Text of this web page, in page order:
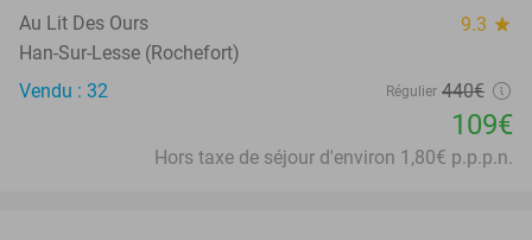
Au Lit Des Ours 9.3 star
Han-Sur-Lesse (Rochefort)
Vendu : 32
Régulier 440€
109€
Hors taxe de séjour d'environ 1,80€ p.p.p.n.